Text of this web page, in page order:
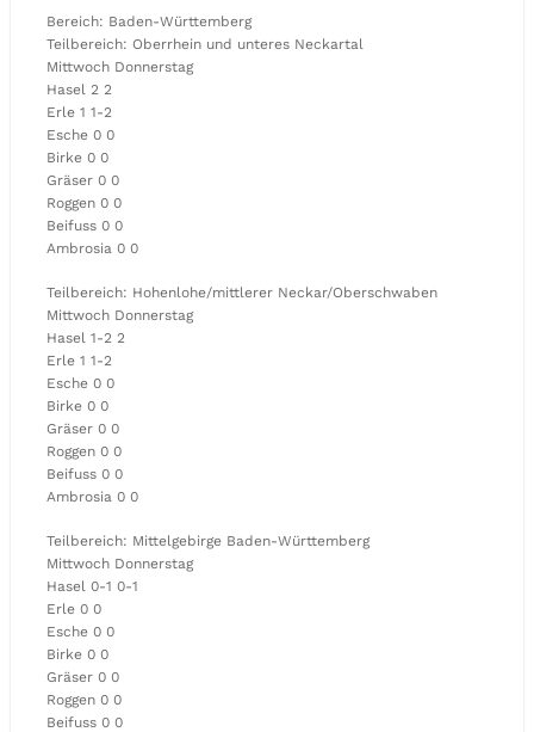
Bereich: Baden-Württemberg
Teilbereich: Oberrhein und unteres Neckartal
Mittwoch Donnerstag
Hasel 2 2
Erle 1 1-2
Esche 0 0
Birke 0 0
Gräser 0 0
Roggen 0 0
Beifuss 0 0
Ambrosia 0 0
Teilbereich: Hohenlohe/mittlerer Neckar/Oberschwaben
Mittwoch Donnerstag
Hasel 1-2 2
Erle 1 1-2
Esche 0 0
Birke 0 0
Gräser 0 0
Roggen 0 0
Beifuss 0 0
Ambrosia 0 0
Teilbereich: Mittelgebirge Baden-Württemberg
Mittwoch Donnerstag
Hasel 0-1 0-1
Erle 0 0
Esche 0 0
Birke 0 0
Gräser 0 0
Roggen 0 0
Beifuss 0 0